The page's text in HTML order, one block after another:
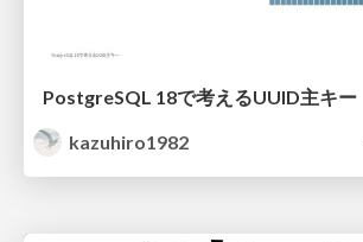
PostgreSQL 18で考えるUUID主キー
kazuhiro1982